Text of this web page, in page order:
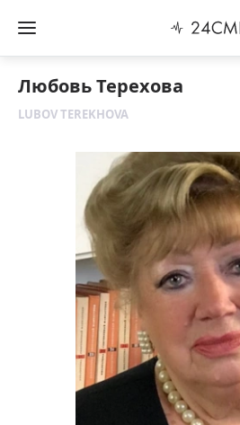
Любовь Терехова
LUBOV TEREKHOVA